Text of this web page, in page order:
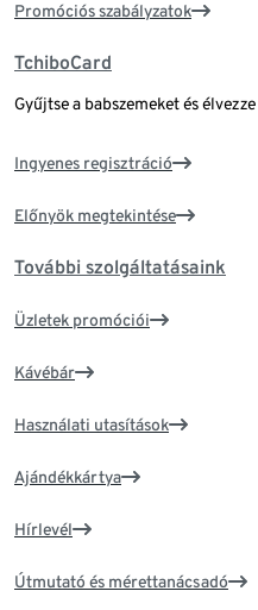
Promóciós szabályzatok
TchiboCard
Gyűjtse a babszemeket és
Ingyenes regisztráció
Előnyök megtekintése
További szolgáltatásaink
Üzletek promóciói
Kávébár
Használati utasítások
Ajándékkártya
Hírlevél
Útmutató és mérettanácsadó